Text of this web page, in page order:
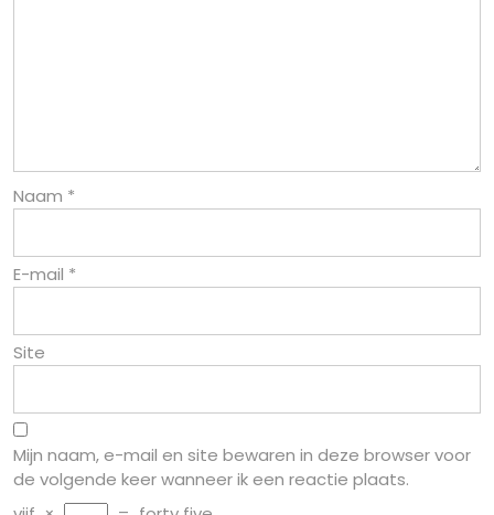
Naam *
E-mail *
Site
Mijn naam, e-mail en site bewaren in deze browser voor
de volgende keer wanneer ik een reactie plaats.